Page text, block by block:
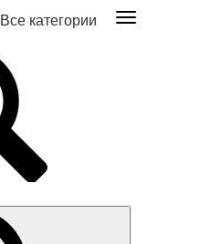
Все категории